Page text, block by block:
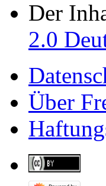
Der
2.0
Über